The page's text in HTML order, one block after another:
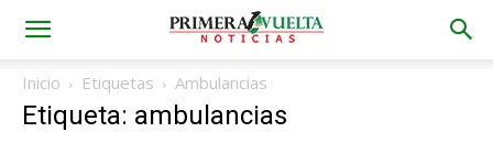
Inicio Etiquetas Ambulancias
Etiqueta: ambulancias